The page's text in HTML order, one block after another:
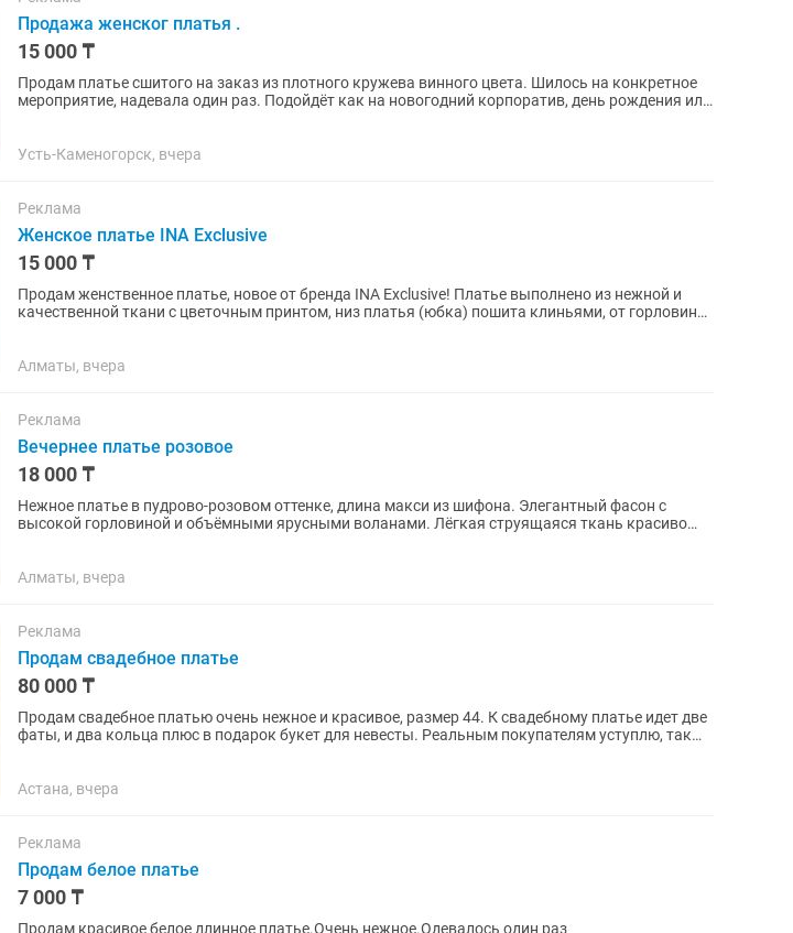
Продажа женског платья .
15 000 ₸
Продам платье сшитого на заказ из плотного кружева винного цвета. Шилось на конкретное
мероприятие, надевала один раз. Подойдёт как на новогодний корпоратив, день рождения или
Усть-Каменогорск, вчера
Реклама
Женское платье INA Exclusive
15 000 ₸
Продам женственное платье, новое от бренда INA Exclusive! Платье выполнено из нежной и
качественной ткани с цветочным принтом, низ платья (юбка) пошита клиньями, от горловины
Алматы, вчера
Реклама
Вечернее платье розовое
18 000 ₸
Нежное платье в пудрово-розовом оттенке, длина макси из шифона. Элегантный фасон с
высокой горловиной и объёмными ярусными воланами. Лёгкая струящаяся ткань красиво
Алматы, вчера
Реклама
Продам свадебное платье
80 000 ₸
Продам свадебное платью очень нежное и красивое, размер 44. К свадебному платье идет две
фаты, и два кольца плюс в подарок букет для невесты. Реальным покупателям уступлю, так
Астана, вчера
Реклама
Продам белое платье
7 000 ₸
Продам красивое белое длинное платье.Очень нежное.Одевалось один раз